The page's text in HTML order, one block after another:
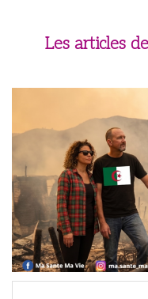
Les articles